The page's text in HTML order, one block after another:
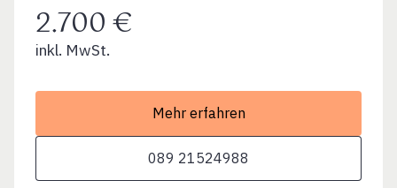
2.700 €
inkl. MwSt.
Mehr erfahren
089 21524988